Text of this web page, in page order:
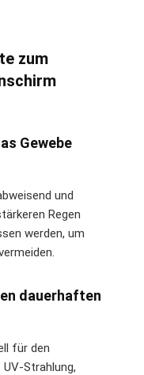
zum
Gewebe
und
Regen
werden, um
dauerhaften
für den
Strahlung,